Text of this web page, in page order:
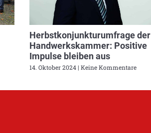
Herbstkonjunkturumfrage der
Handwerkskammer: Positive
Impulse bleiben aus
14. Oktober 2024 Keine Kommentare